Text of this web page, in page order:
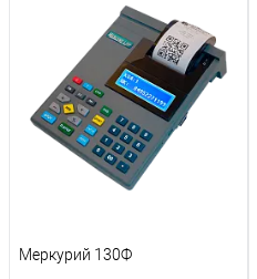
Меркурий 130Ф